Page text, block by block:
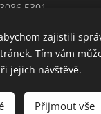
5301
zajistili
Tím vám
jejich návštěvě.
Přijmout vše